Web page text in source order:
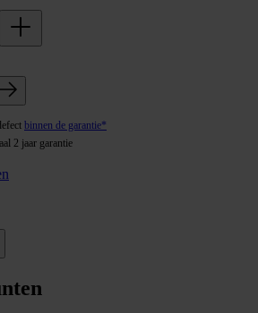
binnen de garantie*
2 jaar garantie